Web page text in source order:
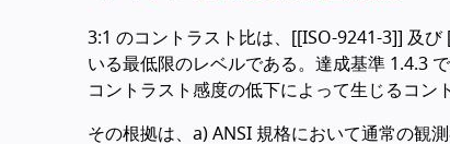
3:1 のコントラスト比は、[[ISO-9241-3]] 及
いる最低限のレベルである。達成基準 1.4.3
コントラスト感度の低下によって生じるコン
その根拠は、a) ANSI 規格において通常の観